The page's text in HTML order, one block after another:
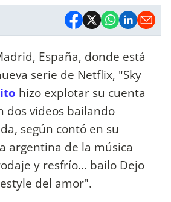
España, donde está
serie de Netflix, "Sky
hizo explotar su cuenta
dos videos bailando
según contó en su
argentina de la música
y resfrío... bailo Dejo
del amor".